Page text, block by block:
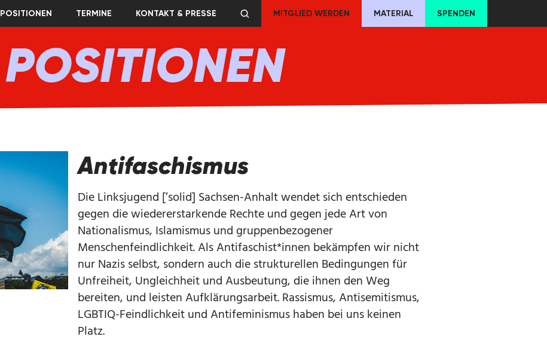
POSITIONEN TERMINE KONTAKT & PRESSE MITGLIED WERDEN MATERIAL SPENDEN
POSITIONEN
Antifaschismus
Die Linksjugend [’solid] Sachsen-Anhalt wendet sich entschieden
gegen die wiedererstarkende Rechte und gegen jede Art von
Nationalismus, Islamismus und gruppenbezogener
Menschenfeindlichkeit. Als Antifaschist*innen bekämpfen wir nicht
nur Nazis selbst, sondern auch die strukturellen Bedingungen für
Unfreiheit, Ungleichheit und Ausbeutung, die ihnen den Weg
bereiten, und leisten Aufklärungsarbeit. Rassismus, Antisemitismus,
LGBTIQ-Feindlichkeit und Antifeminismus haben bei uns keinen
Platz.